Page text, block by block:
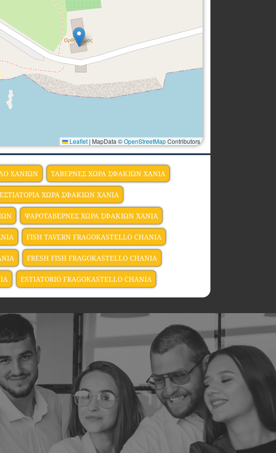
Leaflet | MapData ©OpenStreetMapContributors
ΧΑΝΙΩΝ ΤΑΒΕΡΝΕΣ ΧΩΡΑ ΣΦΑΚΙΩΝ ΧΑΝΙΑ
ΕΣΤΙΑΤΟΡΙΑ ΧΩΡΑ ΣΦΑΚΙΩΝ ΧΑΝΙΑ
ΨΑΡΟΤΑΒΕΡΝΕΣ ΧΩΡΑ ΣΦΑΚΙΩΝ ΧΑΝΙΑ
FISH TAVERN FRAGOKASTELLO CHANIA
FRESH FISH FRAGOKASTELLO CHANIA
ESTIATORIO FRAGOKASTELLO CHANIA